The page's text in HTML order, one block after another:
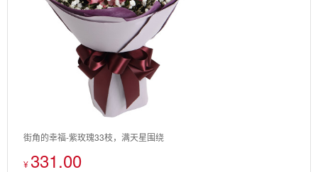
街角的幸福-紫玫瑰33枝，满天星围绕
¥ 331.00